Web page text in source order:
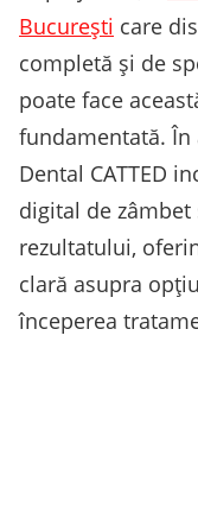
București care
completă și de
poate face
fundamentată. În
Dental CATTED
digital de
rezultatului,
clară asupra
începerea